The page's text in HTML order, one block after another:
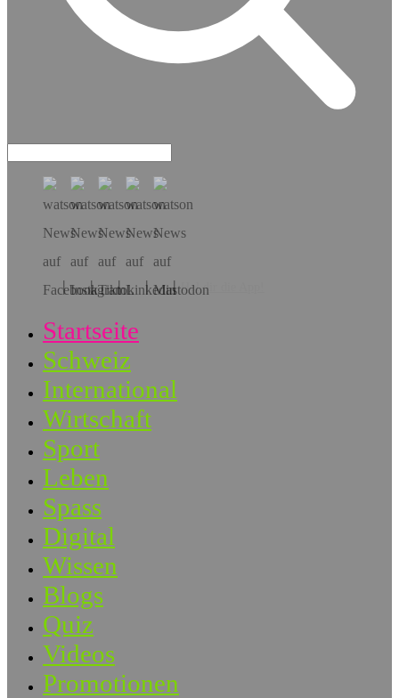
Hol dir die App!
Startseite
Schweiz
International
Wirtschaft
Sport
Leben
Spass
Digital
Wissen
Blogs
Quiz
Videos
Promotionen